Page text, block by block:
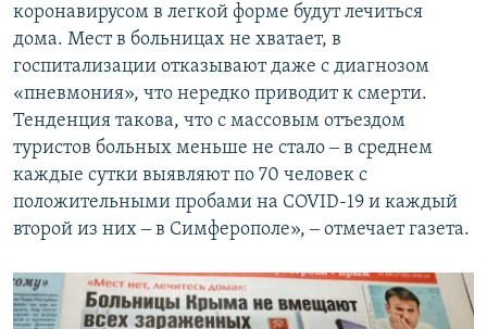
коронавирусом в легкой форме будут лечиться
дома. Мест в больницах не хватает, в
госпитализации отказывают даже с диагнозом
«пневмония», что нередко приводит к смерти.
Тенденция такова, что с массовым отъездом
туристов больных меньше не стало ‒ в среднем
каждые сутки выявляют по 70 человек с
положительными пробами на COVID-19 и каждый
второй из них ‒ в Симферополе», ‒ отмечает газета.